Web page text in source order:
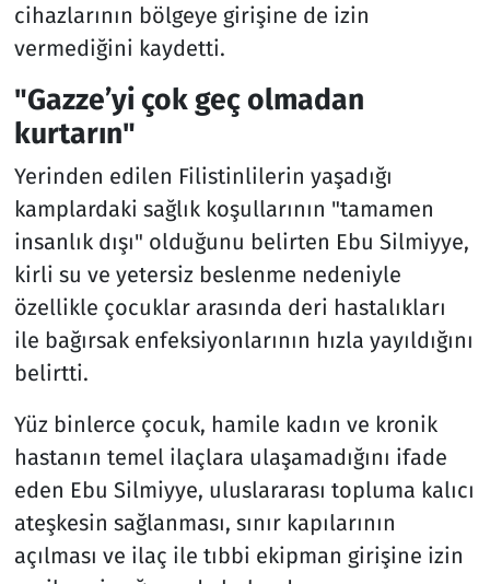
cihazlarının bölgeye girişine de izin
vermediğini kaydetti.
"Gazze’yi çok geç olmadan
kurtarın"
Yerinden edilen Filistinlilerin yaşadığı
kamplardaki sağlık koşullarının "tamamen
insanlık dışı" olduğunu belirten Ebu Silmiyye,
kirli su ve yetersiz beslenme nedeniyle
özellikle çocuklar arasında deri hastalıkları
ile bağırsak enfeksiyonlarının hızla yayıldığını
belirtti.
Yüz binlerce çocuk, hamile kadın ve kronik
hastanın temel ilaçlara ulaşamadığını ifade
eden Ebu Silmiyye, uluslararası topluma kalıcı
ateşkesin sağlanması, sınır kapılarının
açılması ve ilaç ile tıbbi ekipman girişine izin